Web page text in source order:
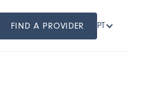
FIND A PROVIDER PT